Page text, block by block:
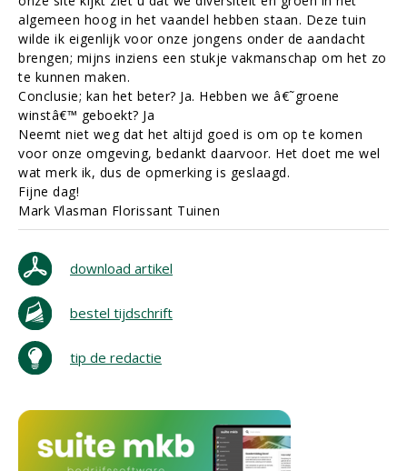
algemeen hoog in het vaandel hebben staan. Deze tuin
wilde ik eigenlijk voor onze jongens onder de aandacht
brengen; mijns inziens een stukje vakmanschap om het zo
te kunnen maken.
Conclusie; kan het beter? Ja. Hebben we â€˜groene
winstâ€™ geboekt? Ja
Neemt niet weg dat het altijd goed is om op te komen
voor onze omgeving, bedankt daarvoor. Het doet me wel
wat merk ik, dus de opmerking is geslaagd.
Fijne dag!
Mark Vlasman Florissant Tuinen
download artikel
bestel tijdschrift
tip de redactie